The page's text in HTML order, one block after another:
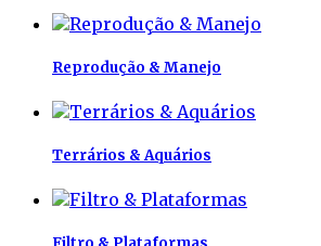
Reprodução & Manejo
Terrários & Aquários